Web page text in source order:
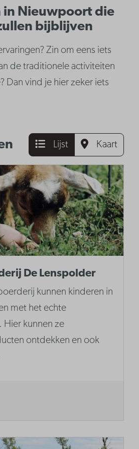
Nieuwpoort die
bijblijven
Zin om eens iets
de traditionele activiteiten
Dan vind je hier zeker iets
Lijst Kaart
De Lenspolder
kunnen kinderen in
met het echte
kunnen ze
ontdekken en ook